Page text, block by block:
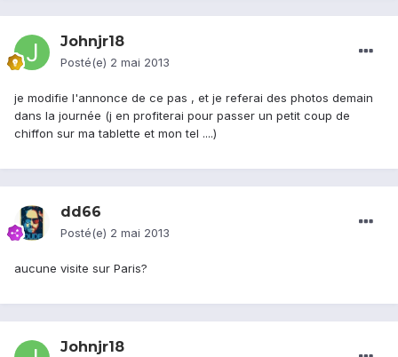
Johnjr18
Posté(e) 2 mai 2013
je modifie l'annonce de ce pas , et je referai des photos demain
dans la journée (j en profiterai pour passer un petit coup de
chiffon sur ma tablette et mon tel ....)
dd66
Posté(e) 2 mai 2013
aucune visite sur Paris?
Johnjr18